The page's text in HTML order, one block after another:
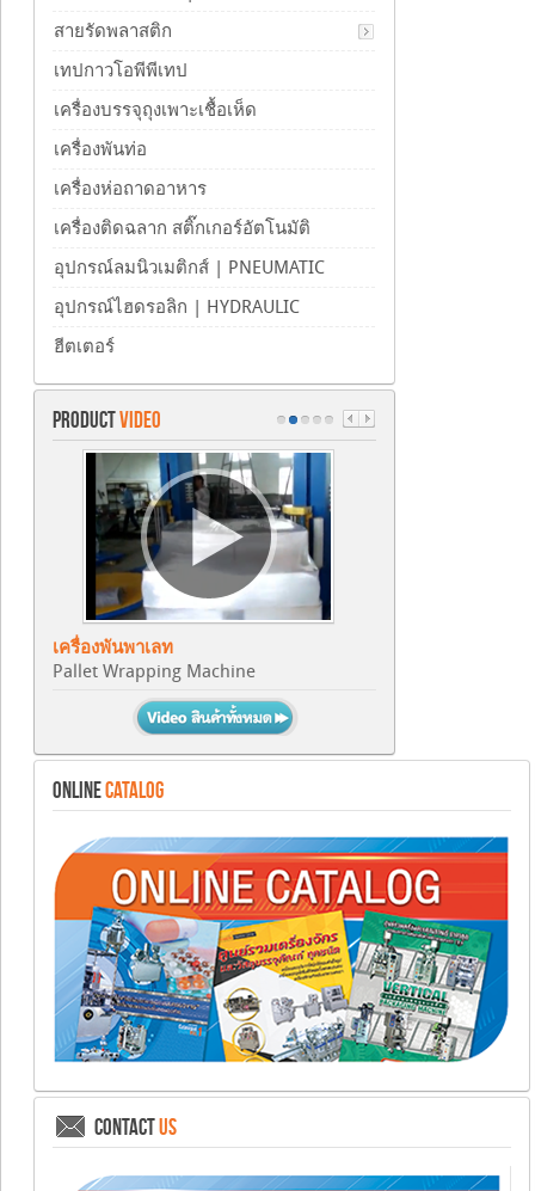
สายรัดพลาสติก
เทปกาวโอพีพีเทป
เครื่องบรรจุถุงเพาะเชื้อเห็ด
เครื่องพันท่อ
เครื่องห่อถาดอาหาร
เครื่องติดฉลาก สติ๊กเกอร์อัตโนมัติ
อุปกรณ์ลมนิวเมติกส์ | PNEUMATIC
อุปกรณ์ไฮดรอลิก | HYDRAULIC
ฮีตเตอร์
PRODUCTVIDEO
เครื่องพันพาเลท
Pallet Wrapping Machine
ONLINECATALOG
CONTACTUS